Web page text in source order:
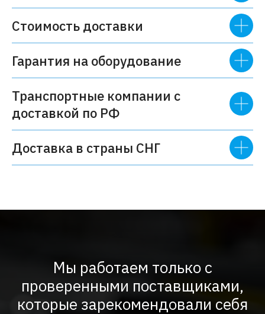
Стоимость доставки
Гарантия на оборудование
Транспортные компании с
доставкой по РФ
Доставка в страны СНГ
Мы работаем только с
проверенными поставщиками,
которые зарекомендовали себя